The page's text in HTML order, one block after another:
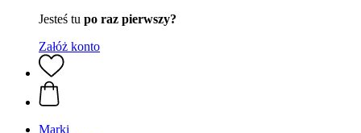
Jesteś tu po raz pierwszy?
Załóż konto
Marki